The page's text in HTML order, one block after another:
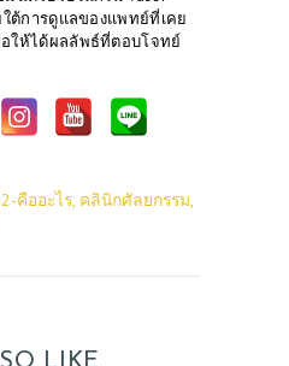
ต้การดูแลของแพทย์ที่เคย
ให้ได้ผลลัพธ์ที่ตอบโจทย์
คืออะไร, คลินิกศัลยกรรม,